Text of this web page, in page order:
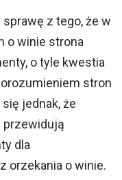
z tego, że w
o winie strona
o tyle kwestia
stron
jednak, że
przewidują
dla
orzekania o winie.